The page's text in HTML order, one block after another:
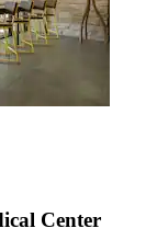
Center